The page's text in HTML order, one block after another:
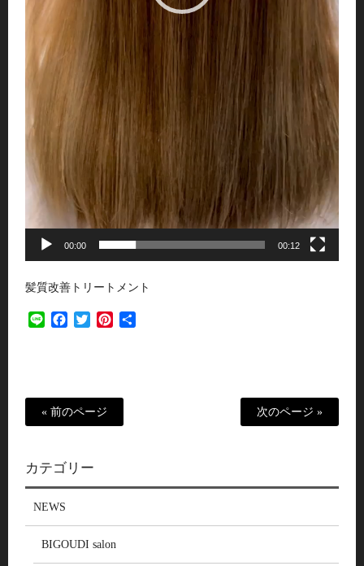
00:00 00:12
髪質改善トリートメント
Line FacebookTwitterPinterest
« 前のページ 次のページ »
カテゴリー
NEWS
BIGOUDI salon